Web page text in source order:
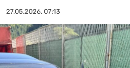
27.05.2026. 07:13